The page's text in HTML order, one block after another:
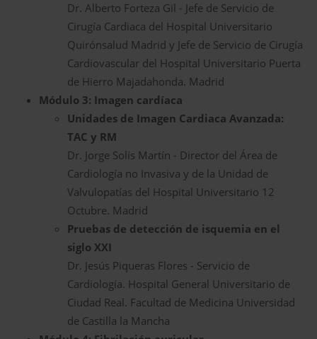
Dr. Alberto Forteza Gil - Jefe de Servicio de
Cirugía Cardiaca del Hospital Universitario
Quirónsalud Madrid y Jefe de Servicio de Cirugía
Cardiovascular del Hospital Universitario Puerta
de Hierro Majadahonda. Madrid
Módulo 3: Imagen cardíaca
Unidades de Imagen Cardiaca Avanzada:
TAC y RM
Dr. Jorge Solís Martín - Director del Área de
Cardiología no Invasiva y de la Unidad de
Valvulopatías del Hospital Universitario 12
Octubre. Madrid
Pruebas de detección de isquemia en el
siglo XXI
Dr. Jesús Piqueras Flores - Servicio de
Cardiología. Hospital General Universitario de
Ciudad Real. Facultad de Medicina Universidad
de Castilla la Mancha